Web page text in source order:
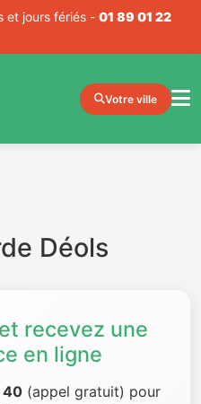
et jours fériés - 01 89 01 22
Votre ville
Déols
recevez une
en ligne
40(appel gratuit) pour